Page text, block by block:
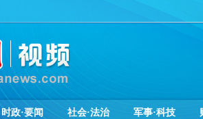
时政·要闻 社会·法治 军事·科技